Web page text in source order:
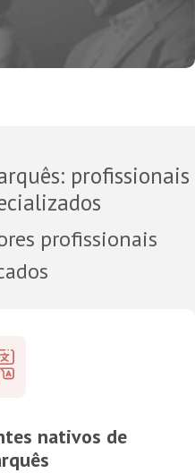
: profissionais
profissionais
nativos de